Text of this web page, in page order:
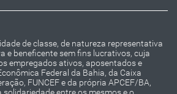
de classe, de natureza representativa
e beneficente sem fins lucrativos, cuja
empregados ativos, aposentados e
Federal da Bahia, da Caixa
FUNCEF e da própria APCEF/BA,